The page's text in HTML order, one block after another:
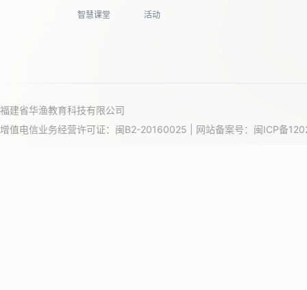
智慧课堂 活动
福建省华渔教育科技有限公司
增值电信业务经营许可证：闽B2-20160025 | 网站备案号： 闽ICP备